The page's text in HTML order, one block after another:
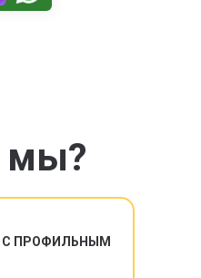
мы?
С ПРОФИЛЬНЫМ